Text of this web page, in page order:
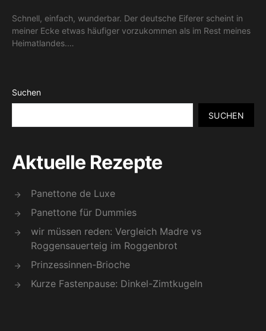
Schnell, einfach, wunderbar. Der deutsche Eiferer scheint in
meiner Ecke etwas häufiger vorzukommen als im Rest meines
Heimatlandes.…
Suchen
SUCHEN
Aktuelle Rezepte
Panettone de Luxe
Panettone für Dummies
wir müssen reden: Vergleich Madre vs
Roggensauerteig im Roggenbrot
Prinzessinnen-Brioche
Kurze Fastenpause: Dinkel-Zimtkugeln